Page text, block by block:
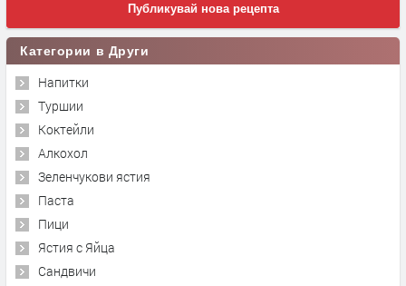
Публикувай нова рецепта
Категории в Други
Напитки
Туршии
Коктейли
Алкохол
Зеленчукови ястия
Паста
Пици
Ястия с Яйца
Сандвичи